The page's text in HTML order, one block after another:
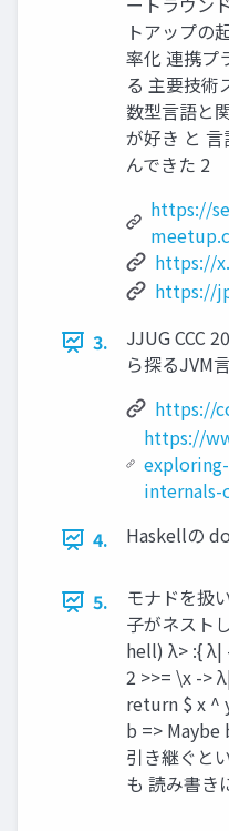
トアップの
率化 連携プ
る 主要技術
数型⾔語と
が好き と
んできた 2
https://
https://
https://
3.
JJUG CCC
ら探るJVM
https://
https://
4.
Haskellの
5.
モナドを扱
⼦がネスト
hell) λ> :{
2 >>= \x ->
return $ x ^
b => Maybe
引き継ぐと
も 読み書き